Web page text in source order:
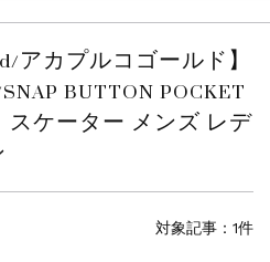
アカプルコゴールド】
BUTTON POCKET
ケーター メンズ レデ
対象記事：1件